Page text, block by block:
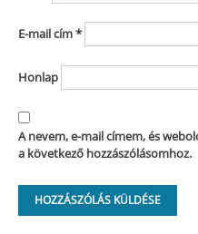
E-mail cím*
Honlap
A nevem, e-mail címem, és
a következő hozzászólásomhoz.